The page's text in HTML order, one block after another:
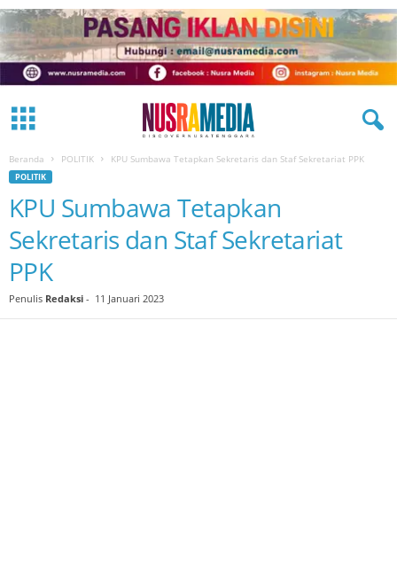
Beranda POLITIK KPU Sumbawa Tetapkan Sekretaris dan Staf Sekretariat PPK
POLITIK
KPU Sumbawa Tetapkan
Sekretaris dan Staf Sekretariat
PPK
Penulis Redaksi - 11 Januari 2023